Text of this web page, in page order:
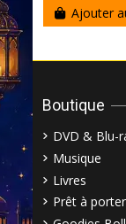
Ajouter
Boutique
DVD & Blu-
Musique
Livres
Prêt à porter